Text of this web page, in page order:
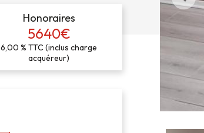
Honoraires
5640€
6,00 % TTC (inclus charge
acquéreur)